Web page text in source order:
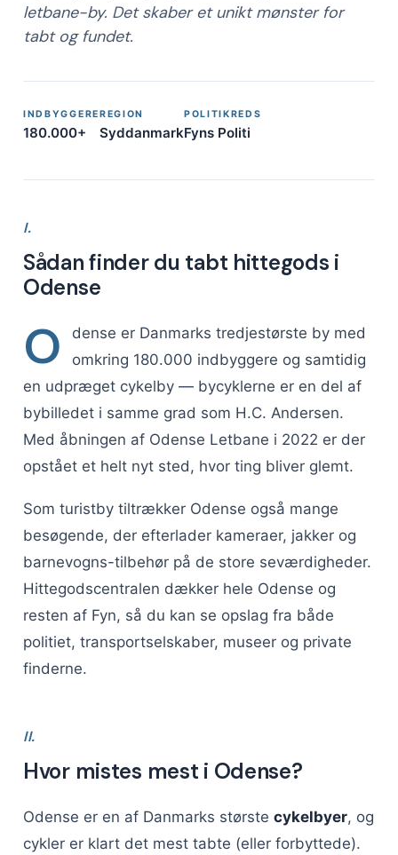
letbane-by. Det skaber et unikt mønster for
tabt og fundet.
INDBYGGERE
180.000+
REGION
Syddanmark
POLITIKREDS
Fyns Politi
I.
Sådan finder du tabt hittegods i
Odense
O
dense er Danmarks tredjestørste by med
omkring 180.000 indbyggere og samtidig
en udpræget cykelby — bycyklerne er en del af
bybilledet i samme grad som H.C. Andersen.
Med åbningen af Odense Letbane i 2022 er der
opstået et helt nyt sted, hvor ting bliver glemt.
Som turistby tiltrækker Odense også mange
besøgende, der efterlader kameraer, jakker og
barnevogns-tilbehør på de store seværdigheder.
Hittegodscentralen dækker hele Odense og
resten af Fyn, så du kan se opslag fra både
politiet, transportselskaber, museer og private
finderne.
II.
Hvor mistes mest i Odense?
Odense er en af Danmarks største cykelbyer, og
cykler er klart det mest tabte (eller forbyttede).